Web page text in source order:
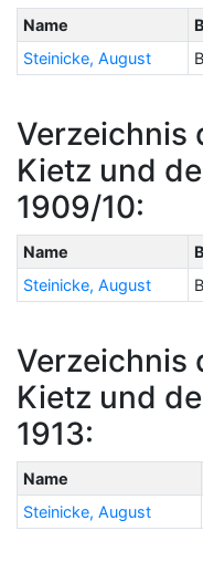
Name
Steinicke, August
Verzeichnis
Kietz und
1909/10:
Name
Steinicke, August
Verzeichnis
Kietz und
1913:
Name
Steinicke, August